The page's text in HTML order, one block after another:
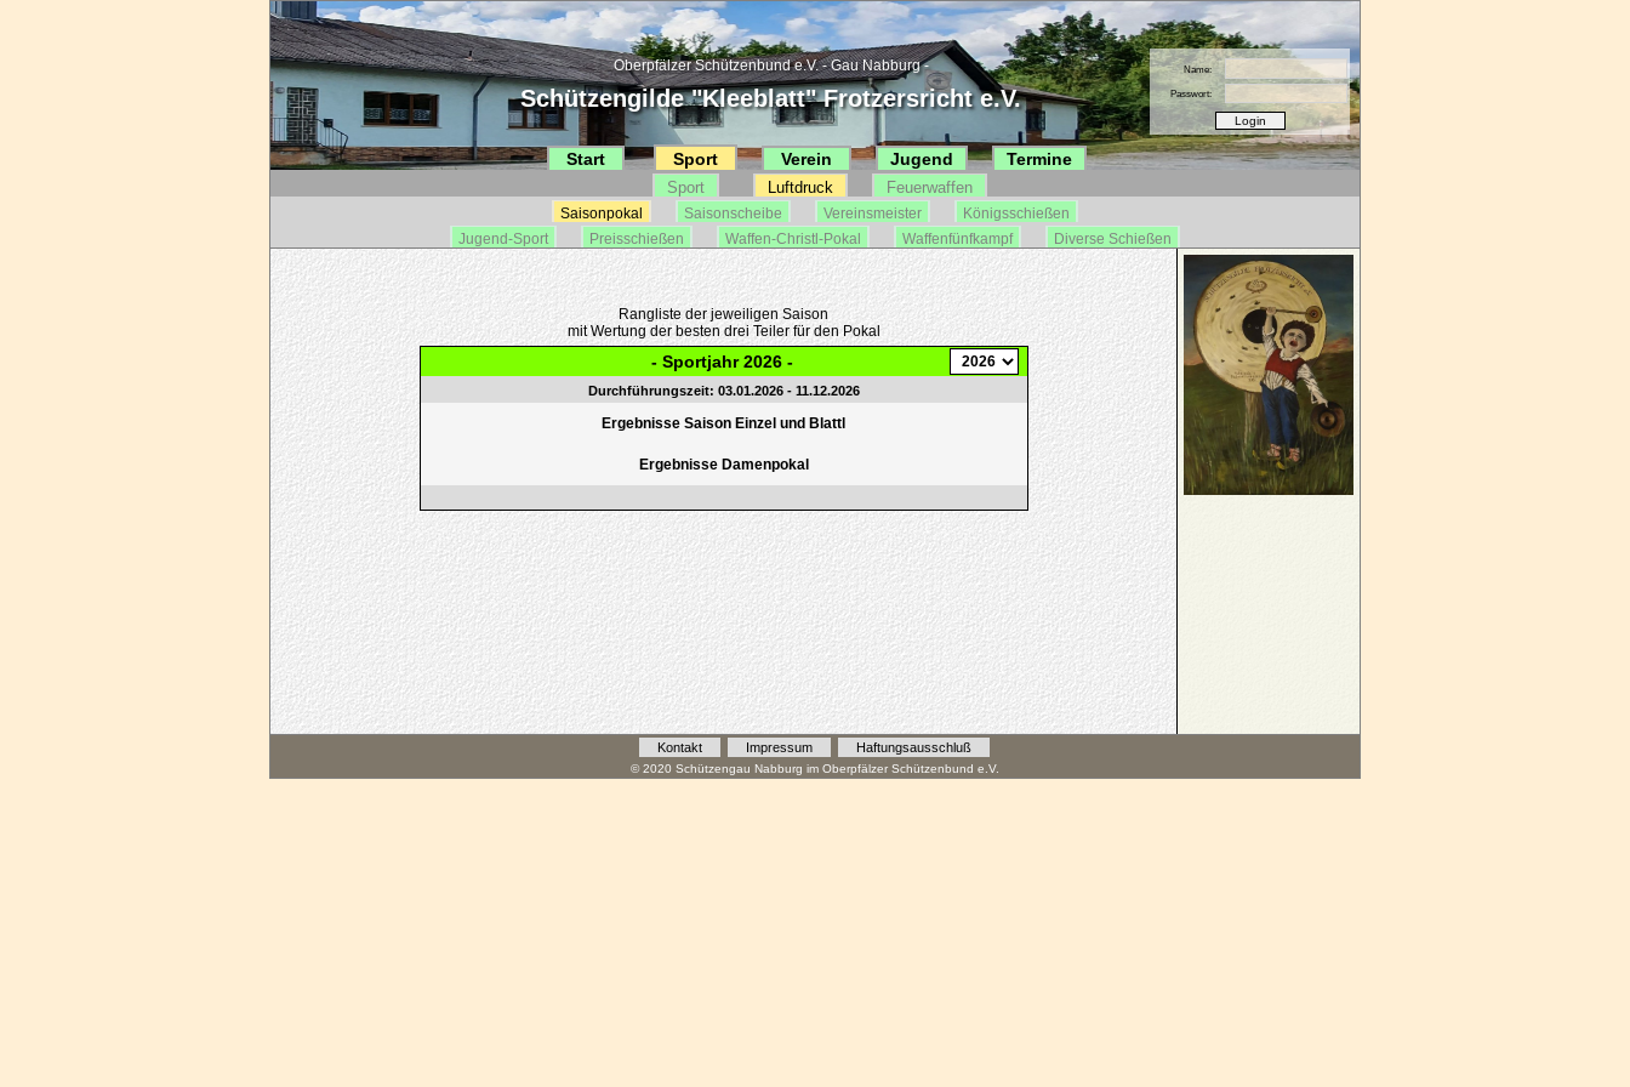
Oberpfälzer Schützenbund e.V. - Gau Nabburg -
Schützengilde "Kleeblatt" Frotzersricht e.V.
Name:
Passwort:
Start Sport Verein Jugend Termine
Sport Luftdruck Feuerwaffen
Saisonpokal Saisonscheibe Vereinsmeister
Königsschießen
Jugend-Sport
Preisschießen Waffen-Christl-Pokal Waffenfünfkampf Diverse Schießen
Rangliste der jeweiligen Saison
mit Wertung der besten drei Teiler für den Pokal
- Sportjahr 2026 -
Durchführungszeit: 03.01.2026 - 11.12.2026
Ergebnisse Saison Einzel und Blattl
Ergebnisse Damenpokal
Kontakt Impressum Haftungsausschluß
© 2020 Schützengau Nabburg im Oberpfälzer Schützenbund e.V.